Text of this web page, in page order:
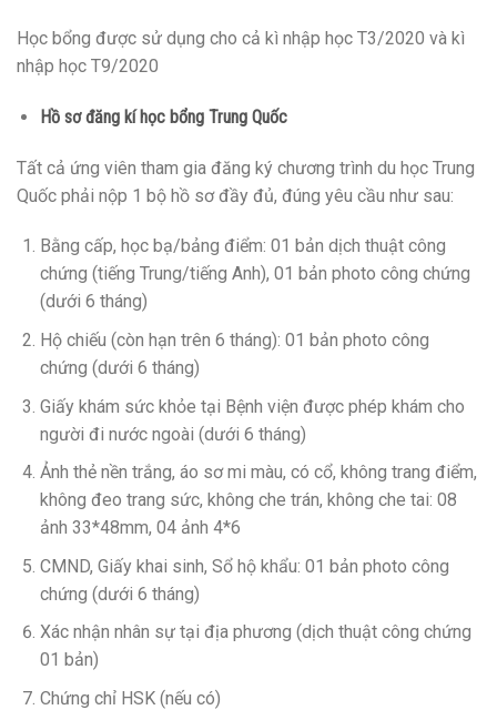
Học bổng được sử dụng cho cả kì nhập học T3/2020 và kì
nhập học T9/2020
Hồ sơ đăng kí học bổng Trung Quốc
Tất cả ứng viên tham gia đăng ký chương trình du học Trung
Quốc phải nộp 1 bộ hồ sơ đầy đủ, đúng yêu cầu như sau:
Bằng cấp, học bạ/bảng điểm: 01 bản dịch thuật công
chứng (tiếng Trung/tiếng Anh), 01 bản photo công chứng
(dưới 6 tháng)
Hộ chiếu (còn hạn trên 6 tháng): 01 bản photo công
chứng (dưới 6 tháng)
Giấy khám sức khỏe tại Bệnh viện được phép khám cho
người đi nước ngoài (dưới 6 tháng)
Ảnh thẻ nền trắng, áo sơ mi màu, có cổ, không trang điểm,
không đeo trang sức, không che trán, không che tai: 08
ảnh 33*48mm, 04 ảnh 4*6
CMND, Giấy khai sinh, Sổ hộ khẩu: 01 bản photo công
chứng (dưới 6 tháng)
Xác nhận nhân sự tại địa phương (dịch thuật công chứng
01 bản)
Chứng chỉ HSK (nếu có)